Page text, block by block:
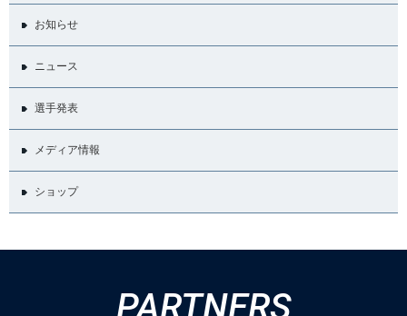
お知らせ
ニュース
選手発表
メディア情報
ショップ
PARTNERS